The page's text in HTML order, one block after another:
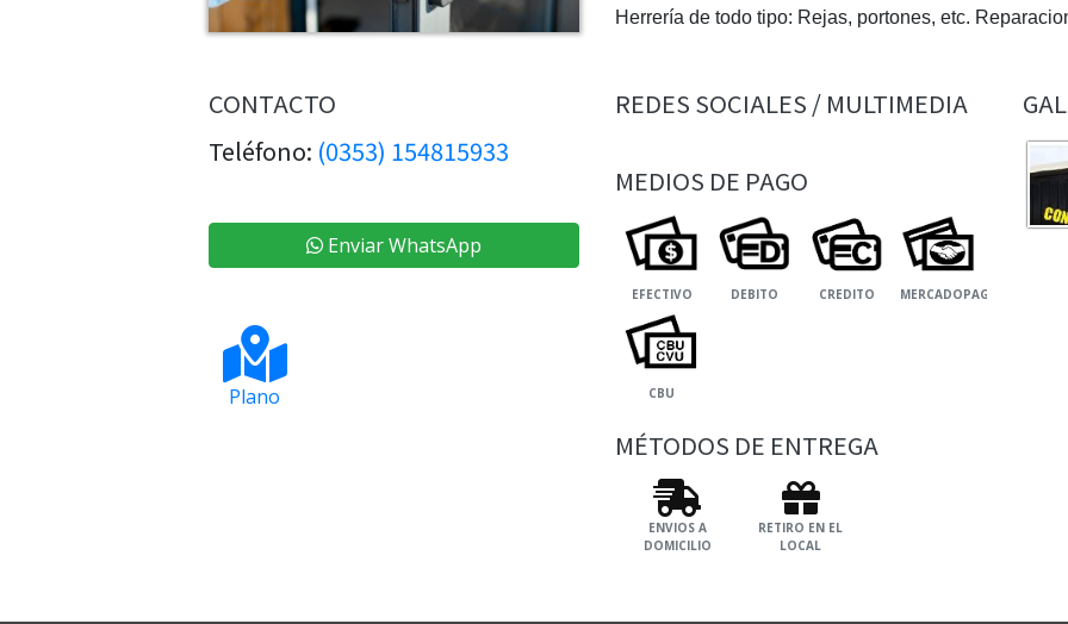
Herrería de todo tipo: Rejas, portones, etc.
CONTACTO
Teléfono: (0353) 154815933
Enviar WhatsApp
Plano
REDES SOCIALES / MULTIMEDIA
MEDIOS DE PAGO
EFECTIVO DEBITO CREDITO MERCADOPAGO
CBU
MÉTODOS DE ENTREGA
ENVIOS A
DOMICILIO
RETIRO EN EL
LOCAL